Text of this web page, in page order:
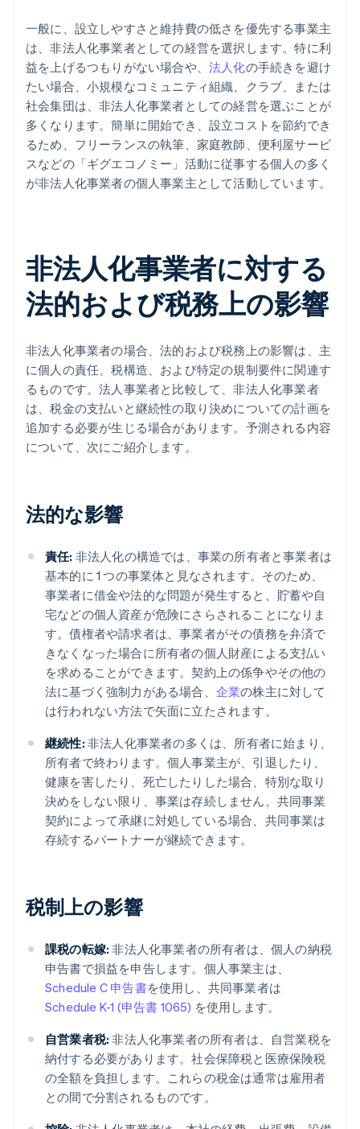
一般に、設立しやすさと維持費の低さを優先する事業主
は、非法人化事業者としての経営を選択します。特に利
益を上げるつもりがない場合や、 法人化の手続きを避け
たい場合、小規模なコミュニティ組織、クラブ、または
社会集団は、非法人化事業者としての経営を選ぶことが
多くなります。簡単に開始でき、設立コストを節約でき
るため、フリーランスの執筆、家庭教師、便利屋サービ
スなどの「ギグエコノミー」活動に従事する個人の多く
が非法人化事業者の個人事業主として活動しています。
非法人化事業者に対する
法的および税務上の影響
非法人化事業者の場合、法的および税務上の影響は、主
に個人の責任、税構造、および特定の規制要件に関連す
るものです。法人事業者と比較して、非法人化事業者
は、税金の支払いと継続性の取り決めについての計画を
追加する必要が生じる場合があります。予測される内容
について、次にご紹介します。
法的な影響
責任: 非法人化の構造では、事業の所有者と事業者は
基本的に 1 つの事業体と見なされます。そのため、
事業者に借金や法的な問題が発生すると、貯蓄や自
宅などの個人資産が危険にさらされることになりま
す。債権者や請求者は、事業者がその債務を弁済で
きなくなった場合に所有者の個人財産による支払い
を求めることができます。契約上の係争やその他の
法に基づく強制力がある場合、 企業の株主に対して
は行われない方法で矢面に立たされます。
継続性: 非法人化事業者の多くは、所有者に始まり、
所有者で終わります。個人事業主が、引退したり、
健康を害したり、死亡したりした場合、特別な取り
決めをしない限り、事業は存続しません。共同事業
契約によって承継に対処している場合、共同事業は
存続するパートナーが継続できます。
税制上の影響
課税の転嫁: 非法人化事業者の所有者は、個人の納税
申告書で損益を申告します。個人事業主は、
Schedule C 申告書を使用し、共同事業者は
Schedule K-1 (申告書 1065) を使用します。
自営業者税: 非法人化事業者の所有者は、自営業税を
納付する必要があります。社会保障税と医療保険税
の全額を負担します。これらの税金は通常は雇用者
との間で分割されるものです。